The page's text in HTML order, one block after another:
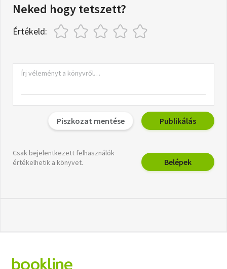
Neked hogy tetszett?
Értékeld:
Piszkozat mentése Publikálás
Csak bejelentkezett felhasználók
értékelhetik a könyvet.
Belépek